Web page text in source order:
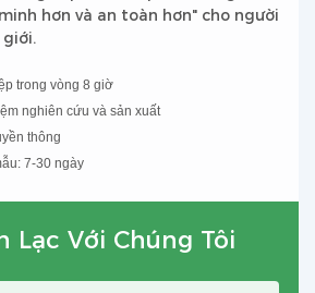
hơn và an toàn hơn" cho người
trong vòng 8 giờ
nghiên cứu và sản xuất
thông
7-30 ngày
Lạc Với Chúng Tôi